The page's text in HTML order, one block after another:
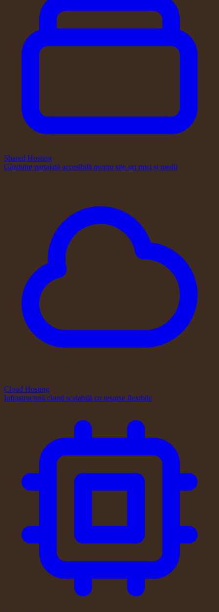
Shared Hosting
Găzduire partajată accesibilă pentru site-uri mici și medii
Cloud Hosting
Infrastructură cloud scalabilă cu resurse flexibile